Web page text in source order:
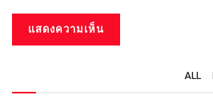
ALL